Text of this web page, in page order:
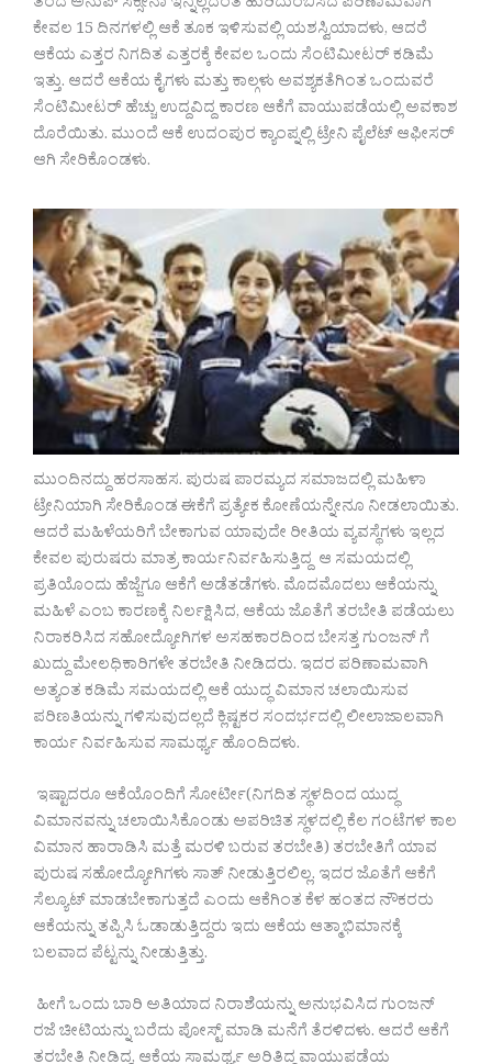
ಕೇವಲ 15 ದಿನಗಳಲ್ಲಿ ಆಕೆ ತೂಕ ಇಳಿಸುವಲ್ಲಿ ಯಶಸ್ವಿಯಾದಳು, ಆದರೆ
ಆಕೆಯ ಎತ್ತರ ನಿಗದಿತ ಎತ್ತರಕ್ಕೆ ಕೇವಲ ಒಂದು ಸೆಂಟಿಮೀಟರ್ ಕಡಿಮೆ
ಇತ್ತು. ಆದರೆ ಆಕೆಯ ಕೈಗಳು ಮತ್ತು ಕಾಲ್ಗಳು ಅವಶ್ಯಕತೆಗಿಂತ ಒಂದುವರೆ
ಸೆಂಟಿಮೀಟರ್ ಹೆಚ್ಚು ಉದ್ದವಿದ್ದ ಕಾರಣ ಆಕೆಗೆ ವಾಯುಪಡೆಯಲ್ಲಿ ಅವಕಾಶ
ದೊರೆಯಿತು. ಮುಂದೆ ಆಕೆ ಉದಂಪುರ ಕ್ಯಾಂಪ್ನಲ್ಲಿ ಟ್ರೇನಿ ಪೈಲೆಟ್ ಆಫೀಸರ್
ಆಗಿ ಸೇರಿಕೊಂಡಳು.
ಮುಂದಿನದ್ದು ಹರಸಾಹಸ. ಪುರುಷ ಪಾರಮ್ಯದ ಸಮಾಜದಲ್ಲಿ ಮಹಿಳಾ
ಟ್ರೇನಿಯಾಗಿ ಸೇರಿಕೊಂಡ ಈಕೆಗೆ ಪ್ರತ್ಯೇಕ ಕೋಣೆಯನ್ನೇನೂ ನೀಡಲಾಯಿತು.
ಆದರೆ ಮಹಿಳೆಯರಿಗೆ ಬೇಕಾಗುವ ಯಾವುದೇ ರೀತಿಯ ವ್ಯವಸ್ಥೆಗಳು ಇಲ್ಲದ
ಕೇವಲ ಪುರುಷರು ಮಾತ್ರ ಕಾರ್ಯನಿರ್ವಹಿಸುತ್ತಿದ್ದ ಆ ಸಮಯದಲ್ಲಿ
ಪ್ರತಿಯೊಂದು ಹೆಜ್ಜೆಗೂ ಆಕೆಗೆ ಅಡೆತಡೆಗಳು. ಮೊದಮೊದಲು ಆಕೆಯನ್ನು
ಮಹಿಳೆ ಎಂಬ ಕಾರಣಕ್ಕೆ ನಿರ್ಲಕ್ಷಿಸಿದ, ಆಕೆಯ ಜೊತೆಗೆ ತರಬೇತಿ ಪಡೆಯಲು
ನಿರಾಕರಿಸಿದ ಸಹೋದ್ಯೋಗಿಗಳ ಅಸಹಕಾರದಿಂದ ಬೇಸತ್ತ ಗುಂಜನ್ ಗೆ
ಖುದ್ದು ಮೇಲಧಿಕಾರಿಗಳೇ ತರಬೇತಿ ನೀಡಿದರು. ಇದರ ಪರಿಣಾಮವಾಗಿ
ಅತ್ಯಂತ ಕಡಿಮೆ ಸಮಯದಲ್ಲಿ ಆಕೆ ಯುದ್ಧ ವಿಮಾನ ಚಲಾಯಿಸುವ
ಪರಿಣತಿಯನ್ನು ಗಳಿಸುವುದಲ್ಲದೆ ಕ್ಲಿಷ್ಟಕರ ಸಂದರ್ಭದಲ್ಲಿ ಲೀಲಾಜಾಲವಾಗಿ
ಕಾರ್ಯ ನಿರ್ವಹಿಸುವ ಸಾಮರ್ಥ್ಯ ಹೊಂದಿದಳು.
ಇಷ್ಟಾದರೂ ಆಕೆಯೊಂದಿಗೆ ಸೋರ್ಟೀ(ನಿಗದಿತ ಸ್ಥಳದಿಂದ ಯುದ್ಧ
ವಿಮಾನವನ್ನು ಚಲಾಯಿಸಿಕೊಂಡು ಅಪರಿಚಿತ ಸ್ಥಳದಲ್ಲಿ ಕೆಲ ಗಂಟೆಗಳ ಕಾಲ
ವಿಮಾನ ಹಾರಾಡಿಸಿ ಮತ್ತೆ ಮರಳಿ ಬರುವ ತರಬೇತಿ) ತರಬೇತಿಗೆ ಯಾವ
ಪುರುಷ ಸಹೋದ್ಯೋಗಿಗಳು ಸಾತ್ ನೀಡುತ್ತಿರಲಿಲ್ಲ. ಇದರ ಜೊತೆಗೆ ಆಕೆಗೆ
ಸೆಲ್ಯೂಟ್ ಮಾಡಬೇಕಾಗುತ್ತದೆ ಎಂದು ಆಕೆಗಿಂತ ಕೆಳ ಹಂತದ ನೌಕರರು
ಆಕೆಯನ್ನು ತಪ್ಪಿಸಿ ಓಡಾಡುತ್ತಿದ್ದರು ಇದು ಆಕೆಯ ಆತ್ಮಾಭಿಮಾನಕ್ಕೆ
ಬಲವಾದ ಪೆಟ್ಟನ್ನು ನೀಡುತ್ತಿತ್ತು.
ಹೀಗೆ ಒಂದು ಬಾರಿ ಅತಿಯಾದ ನಿರಾಶೆಯನ್ನು ಅನುಭವಿಸಿದ ಗುಂಜನ್
ರಜೆ ಚೀಟಿಯನ್ನು ಬರೆದು ಪೋಸ್ಟ್ ಮಾಡಿ ಮನೆಗೆ ತೆರಳಿದಳು. ಆದರೆ ಆಕೆಗೆ